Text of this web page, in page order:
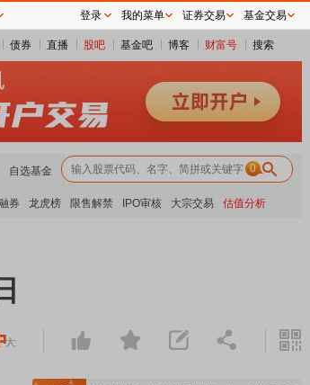
债券 直播 股吧 基金吧 博客 财富号 搜索
自选基金 0
券 龙虎榜 限售解禁 IPO审核 大宗交易 估值分析
登录 我的菜单 证券交易 基金交易